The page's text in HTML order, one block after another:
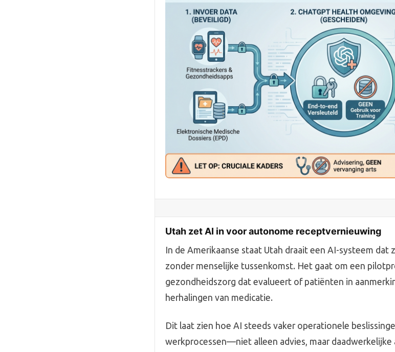
Utah zet AI in voor autonome receptvernieuwing
In de Amerikaanse staat Utah draait een AI-systeem
zonder menselijke tussenkomst. Het gaat om een
gezondheidszorg dat evalueert of patiënten in
herhalingen van medicatie.
Dit laat zien hoe AI steeds vaker operationele
werkprocessen—niet alleen advies, maar daadwerkelijke